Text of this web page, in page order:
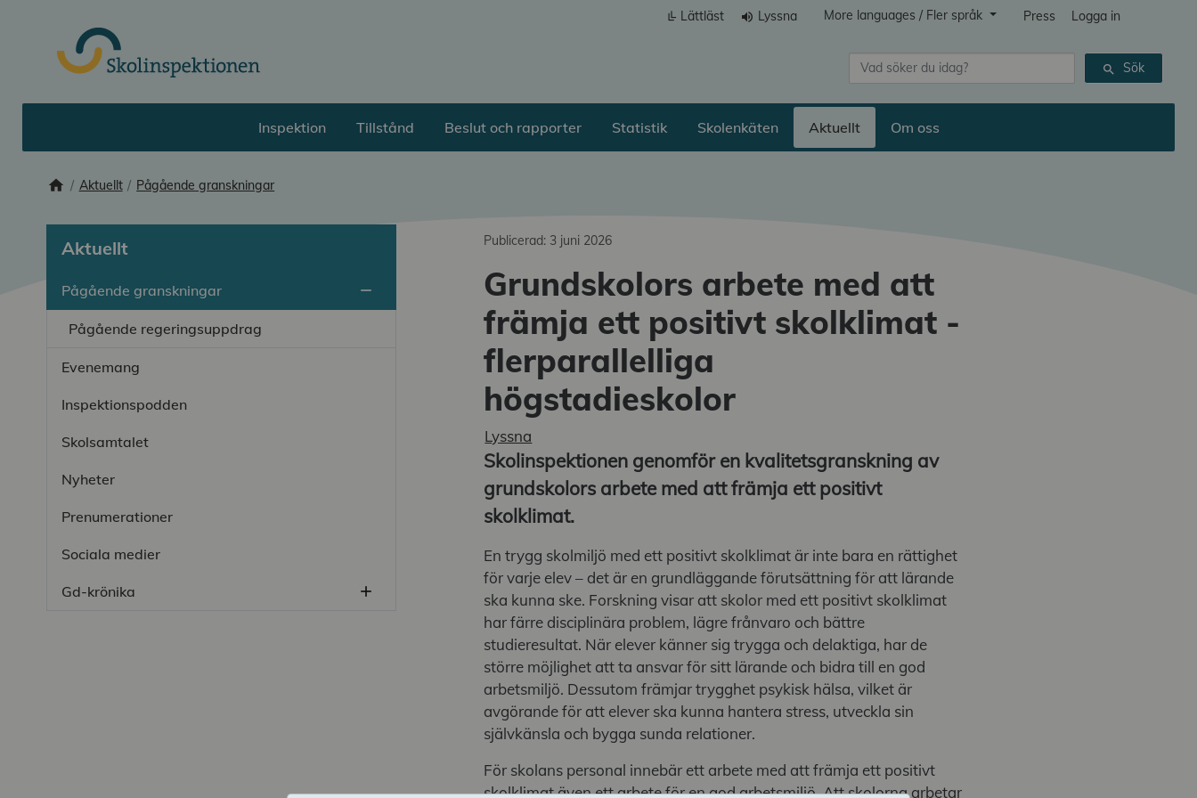
Till huvudinnehåll
Lättläst volume_up Lyssna More languages / Fler språk Press Logga in
search Sök
Inspektion Tillstånd Beslut och rapporter Statistik Skolenkäten Aktuellt Om oss
home Startsida
Aktuellt Pågående granskningar
Aktuellt
Pågående granskningar remove
Pågående regeringsuppdrag
Evenemang
Inspektionspodden
Skolsamtalet
Nyheter
Prenumerationer
Sociala medier
Gd-krönika addÖppna undermeny
Publicerad: 3 juni 2026
Grundskolors arbete med att
främja ett positivt skolklimat -
flerparallelliga
högstadieskolor
Lyssna
Skolinspektionen genomför en kvalitetsgranskning av
grundskolors arbete med att främja ett positivt
skolklimat.
En trygg skolmiljö med ett positivt skolklimat är inte bara en rättighet
för varje elev – det är en grundläggande förutsättning för att lärande
ska kunna ske. Forskning visar att skolor med ett positivt skolklimat
har färre disciplinära problem, lägre frånvaro och bättre
studieresultat. När elever känner sig trygga och delaktiga, har de
större möjlighet att ta ansvar för sitt lärande och bidra till en god
arbetsmiljö. Dessutom främjar trygghet psykisk hälsa, vilket är
avgörande för att elever ska kunna hantera stress, utveckla sin
självkänsla och bygga sunda relationer.
För skolans personal innebär ett arbete med att främja ett positivt
skolklimat även ett arbete för en god arbetsmiljö. Att skolorna arbetar